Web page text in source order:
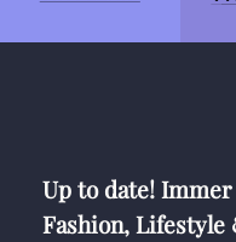
Up to date!
Fashion,